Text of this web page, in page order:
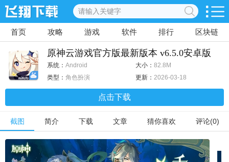
首页 攻略 游戏 软件 排行 区块链
原神云游戏官方版最新版本 v6.5.0安卓版
系统： Android 大小： 82.8M
类型： 角色扮演 更新： 2026-03-18
点击下载
截图 简介 下载 文章 猜你喜欢 评论(0)